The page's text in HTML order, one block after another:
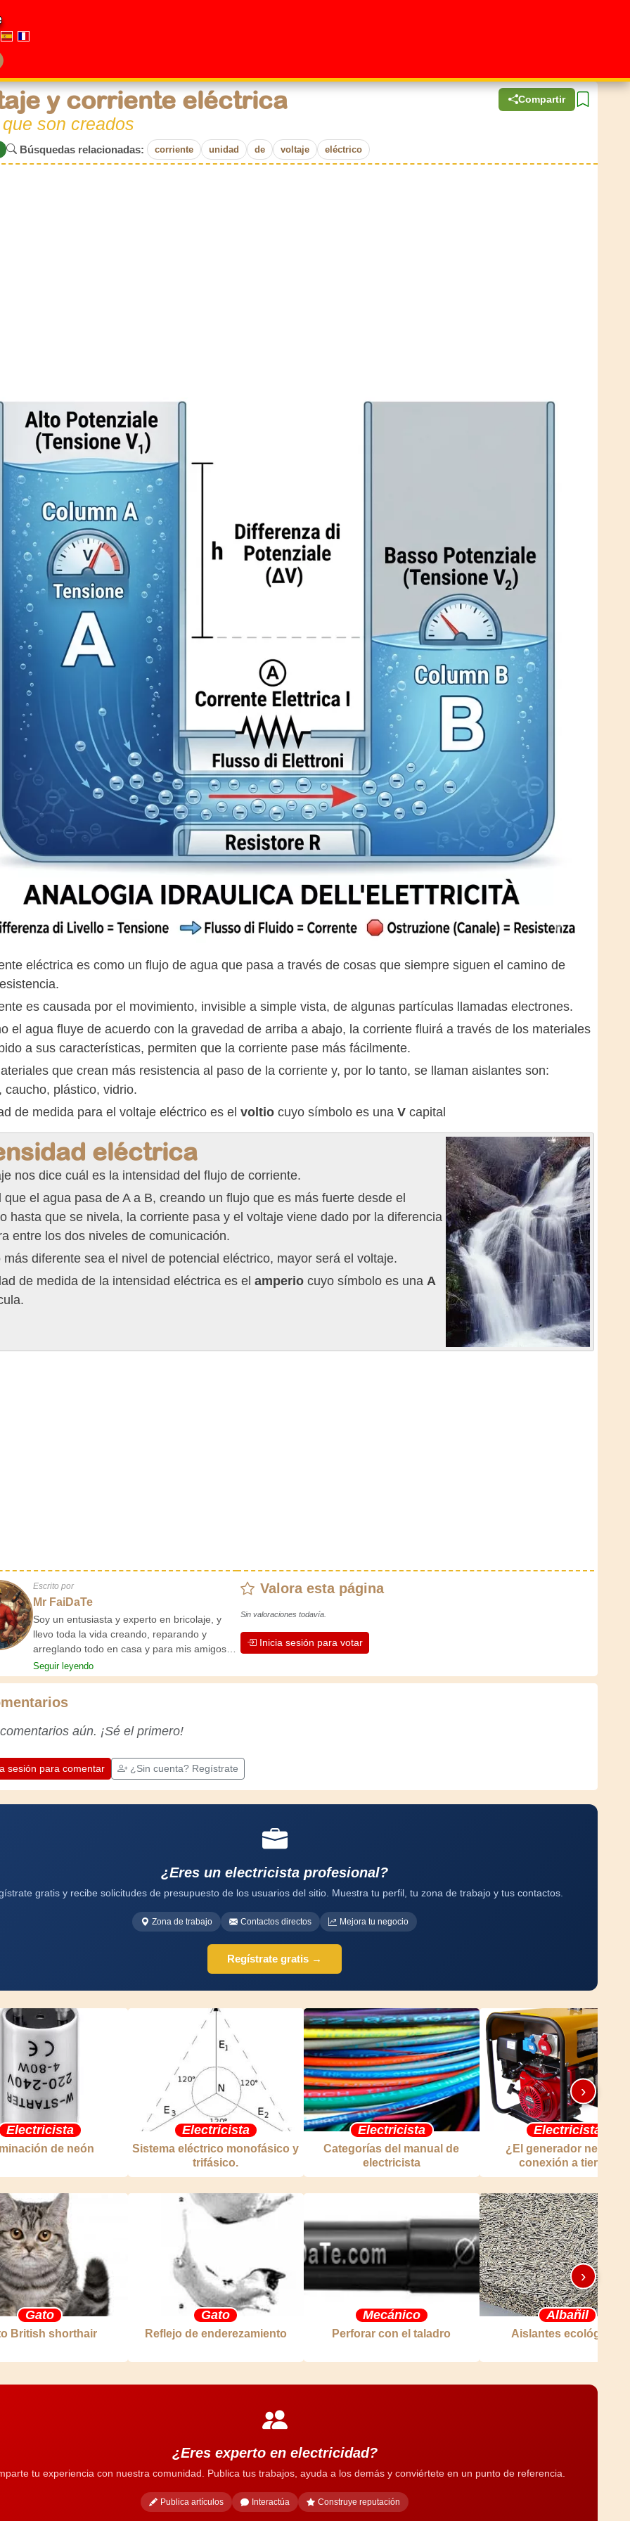
Compartir
y corriente eléctrica
son creados
Búsquedas relacionadas: corriente unidad de voltaje eléctrico
eléctrica es como un flujo de agua que pasa a través de cosas que siempre siguen el camino de
es causada por el movimiento, invisible a simple vista, de algunas partículas llamadas electrones.
el agua fluye de acuerdo con la gravedad de arriba a abajo, la corriente fluirá a través de los materiales
a sus características, permiten que la corriente pase más fácilmente.
que crean más resistencia al paso de la corriente y, por lo tanto, se llaman aislantes son:
caucho, plástico, vidrio.
de medida para el voltaje eléctrico es el voltio cuyo símbolo es una V capital
eléctrica
nos dice cuál es la intensidad del flujo de corriente.
que el agua pasa de A a B, creando un flujo que es más fuerte desde el
hasta que se nivela, la corriente pasa y el voltaje viene dado por la diferencia
entre los dos niveles de comunicación.
más diferente sea el nivel de potencial eléctrico, mayor será el voltaje.
de medida de la intensidad eléctrica es el amperio cuyo símbolo es una A
Escrito por
Mr FaiDaTe
Soy un entusiasta y experto en bricolaje, y
llevo toda la vida creando, reparando y
arreglando todo en casa y para mis amigos.
Mis abuelos me enseñaron lo básico desde
pequeño, y desde entonces he adquirido una
Te mantiene activo y alerta, y te hace
apreciar la dedicación que los artesanos
profesionales ponen en su trabajo.
oportunidad para mejorar. ¡Diviértete!
Seguir leyendo
Valora esta página
Sin valoraciones todavía.
Inicia sesión para votar
aún. ¡Sé el primero!
sesión para comentar ¿Sin cuenta? Regístrate
¿Eres un electricista profesional?
gratis y recibe solicitudes de presupuesto de los usuarios del sitio. Muestra tu perfil, tu zona de trabajo y tus contactos.
Zona de trabajo Contactos directos Mejora tu negocio
Regístrate gratis →
Electricista
de neón
Electricista
Sistema eléctrico monofásico y
trifásico.
Electricista
Categorías del manual de
electricista
Electricista
¿El generador necesita
conexión a tierra?
›
Gato
British shorthair
Gato
Reflejo de enderezamiento
Mecánico
Perforar con el taladro
Albañil
Aislantes ecológicos
›
¿Eres experto en electricidad?
tu experiencia con nuestra comunidad. Publica tus trabajos, ayuda a los demás y conviértete en un punto de referencia.
Publica artículos Interactúa Construye reputación